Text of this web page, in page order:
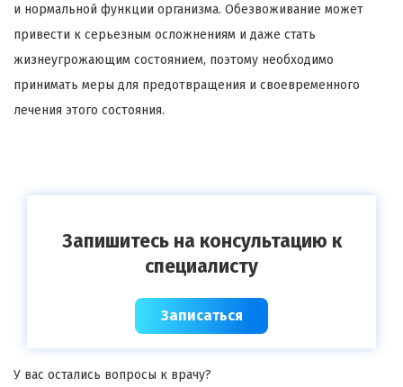
и нормальной функции организма. Обезвоживание может
привести к серьезным осложнениям и даже стать
жизнеугрожающим состоянием, поэтому необходимо
принимать меры для предотвращения и своевременного
лечения этого состояния.
Запишитесь на консультацию к
специалисту
Записаться
У вас остались вопросы к врачу?